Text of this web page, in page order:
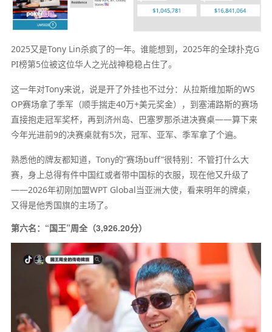
2025又是Tony Lin杀疯了的一年。谁能想到，2025年的全球扑克G
PI榜第5位被这位华人之光战神稳稳占住了。
这一年对Tony来说，说是开了外挂也不过分：从拉斯维加斯的WS
OP赛场拿了季军（顺手揣走40万+美元奖金），到塞浦路斯的赛场
直接抱走冠军奖杯，再到济州岛、巴塞罗那杀进决赛桌——算下来
今年光进前9的决赛桌就有5次，冠军、亚军、季军拿了个遍。
熟悉他的牌友都知道，Tony的“赛场buff”很特别：不管打什么大
赛，身上总得有件中国红或者带中国标的衣服，现在他又升级了
——2026年初刚加盟WPT Global当亚洲大使，看来明年的牌桌，
又得是他秀国旗的主场了。
第六名：“国王”周全（3,926.20分）